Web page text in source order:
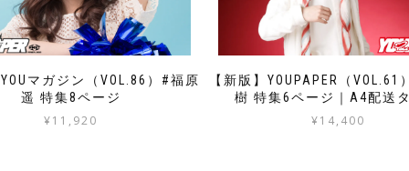
マガジン（VOL.86）#福原
遥 特集8ページ
¥11,920
【新版】YOUPAPER（VOL.61
樹 特集6ページ｜A4配送
¥14,400